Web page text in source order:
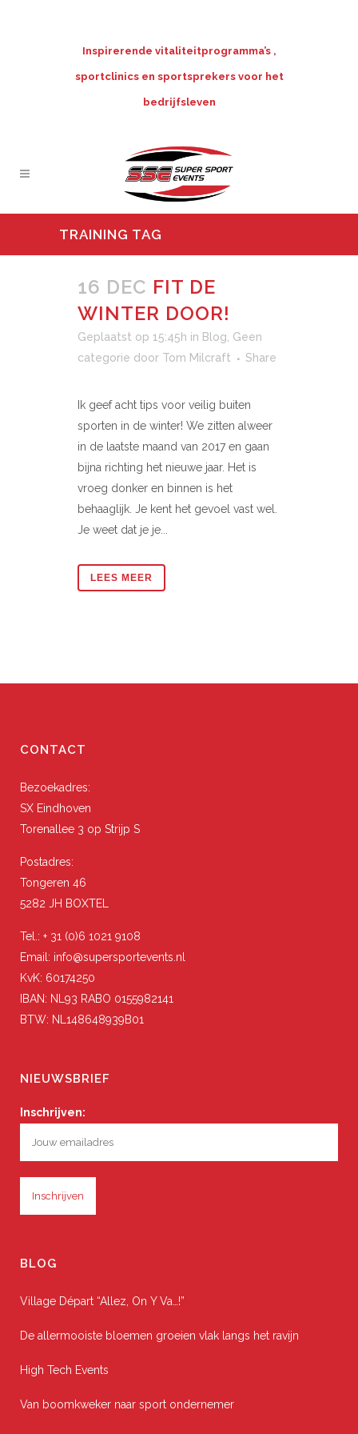
Inspirerende vitaliteitprogramma’s ,
sportclinics en sportsprekers voor het
bedrijfsleven
TRAINING TAG
16 DEC FIT DE
WINTER DOOR!
Geplaatst op 15:45h in Blog Geen
categorie door Tom Milcraft Share
Ik geef acht tips voor veilig buiten
sporten in de winter! We zitten alweer
in de laatste maand van 2017 en gaan
bijna richting het nieuwe jaar. Het is
vroeg donker en binnen is het
behaaglijk. Je kent het gevoel vast wel.
Je weet dat je je...
LEES MEER
CONTACT
Bezoekadres:
SX Eindhoven
Torenallee 3 op Strijp S
Postadres:
Tongeren 46
5282 JH BOXTEL
Tel.: + 31 (0)6 1021 9108
Email: info@supersportevents.nl
KvK: 60174250
IBAN: NL93 RABO 0155982141
BTW: NL148648939B01
NIEUWSBRIEF
Inschrijven:
BLOG
Village Départ “Allez, On Y Va…!”
De allermooiste bloemen groeien vlak langs het ravijn
High Tech Events
Van boomkweker naar sport ondernemer